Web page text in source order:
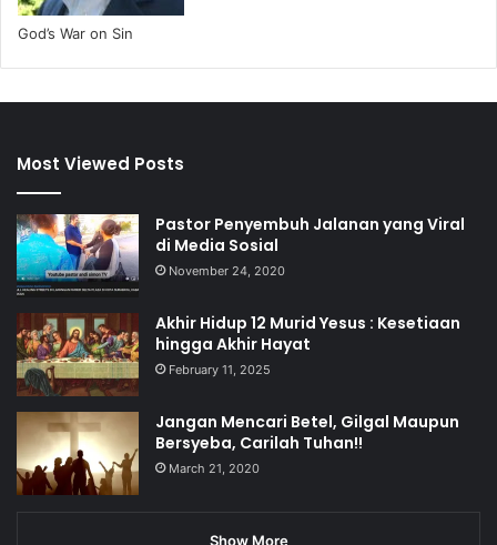
God’s War on Sin
Most Viewed Posts
Pastor Penyembuh Jalanan yang Viral
di Media Sosial
November 24, 2020
Akhir Hidup 12 Murid Yesus : Kesetiaan
hingga Akhir Hayat
February 11, 2025
Jangan Mencari Betel, Gilgal Maupun
Bersyeba, Carilah Tuhan!!
March 21, 2020
Show More